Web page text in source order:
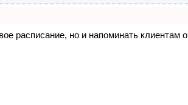
расписание, но и напоминать клиентам о